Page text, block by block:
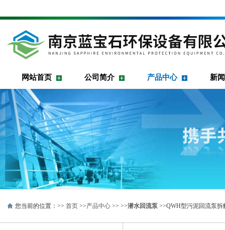
网站首页 公司简介 产品中心 新
您当前的位置：>> 首页 >>产品中心 >> >>潜水回流泵 >>QWH型污泥回流泵